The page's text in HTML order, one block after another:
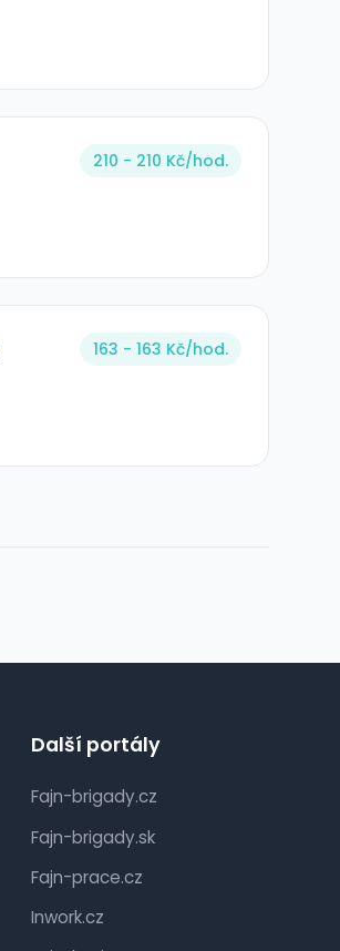
210 - 210 Kč/hod.
163 - 163 Kč/hod.
Další portály
Fajn-brigady.cz
Fajn-brigady.sk
Fajn-prace.cz
Inwork.cz